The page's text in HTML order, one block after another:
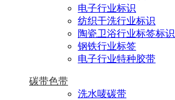
电子行业标识
纺织干洗行业标识
陶瓷卫浴行业标签标识
钢铁行业标签
电子行业特种胶带
碳带色带
洗水唛碳带